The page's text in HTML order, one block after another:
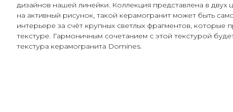
дизайнов нашей линейки. Коллекция представлена в двух
на активный рисунок, такой керамогранит может быть
интерьере за счёт крупных светлых фрагментов, которые
текстуре. Гармоничным сочетанием с этой текстурой
текстура керамогранита Domines.